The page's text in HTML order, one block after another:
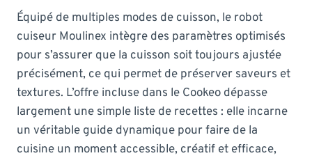
Équipé de multiples modes de cuisson, le robot
cuiseur Moulinex intègre des paramètres optimisés
pour s’assurer que la cuisson soit toujours ajustée
précisément, ce qui permet de préserver saveurs et
textures. L’offre incluse dans le Cookeo dépasse
largement une simple liste de recettes : elle incarne
un véritable guide dynamique pour faire de la
cuisine un moment accessible, créatif et efficace,